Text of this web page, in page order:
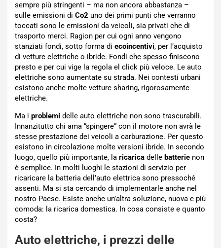
sempre più stringenti – ma non ancora abbastanza –
sulle emissioni di Co2 uno dei primi punti che verranno
toccati sono le emissioni da veicoli, sia privati che di
trasporto merci. Ragion per cui ogni anno vengono
stanziati fondi, sotto forma di ecoincentivi, per l’acquisto
di vetture elettriche o ibride. Fondi che spesso finiscono
presto e per cui vige la regola el click più veloce. Le auto
elettriche sono aumentate su strada. Nei contesti urbani
esistono anche molte vetture sharing, rigorosamente
elettriche.
Ma i problemi delle auto elettriche non sono trascurabili.
Innanzitutto chi ama “spingere” con il motore non avrà le
stesse prestazione dei veicoli a carburazione. Per questo
esistono in circolazione molte versioni ibride. In secondo
luogo, quello più importante, la ricarica delle batterie non
è semplice. In molti luoghi le stazioni di servizio per
ricaricare la batteria dell’auto elettrica sono pressoché
assenti. Ma si sta cercando di implementarle anche nel
nostro Paese. Esiste anche un’altra soluzione, nuova e più
comoda: la ricarica domestica. In cosa consiste e quanto
costa?
Auto elettriche, i prezzi delle